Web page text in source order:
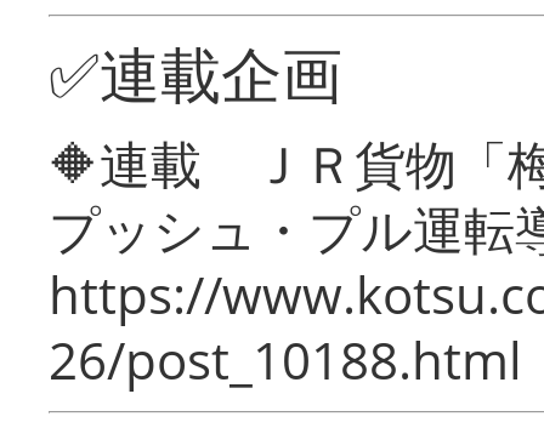
✅連載企画
🔶連載 ＪＲ貨物「
プッシュ・プル運転
https://
26/post_10188.html